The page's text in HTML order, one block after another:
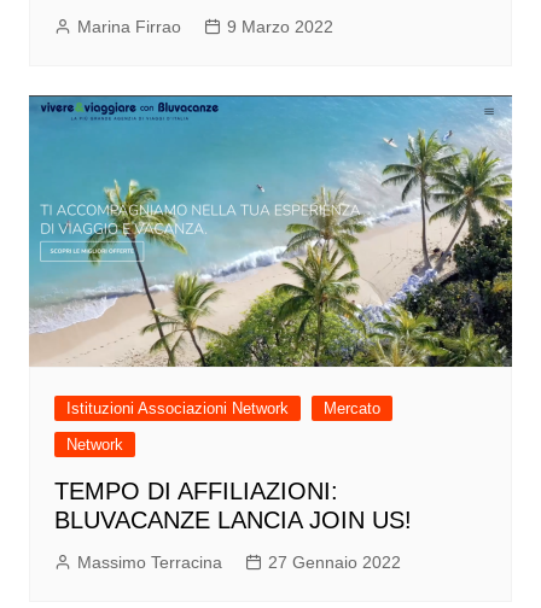
Marina Firrao 9 Marzo 2022
Istituzioni Associazioni Network
Mercato
Network
TEMPO DI AFFILIAZIONI:
BLUVACANZE LANCIA JOIN US!
Massimo Terracina 27 Gennaio 2022